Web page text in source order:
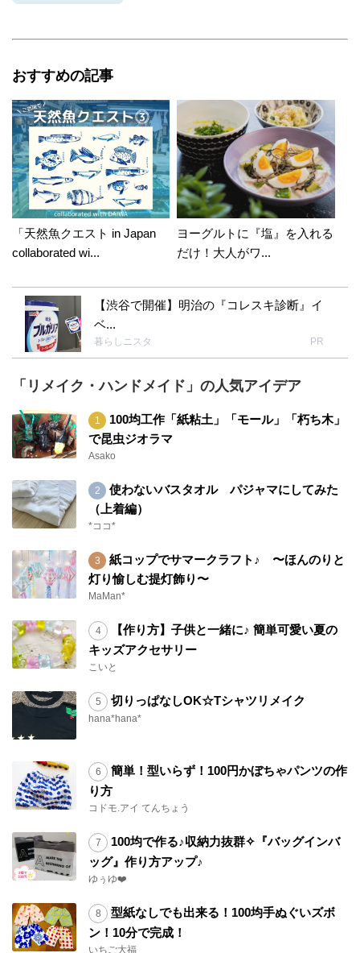
おすすめの記事
「天然魚クエスト in Japan
collaborated wi...
ヨーグルトに『塩』を入れる
だけ！大人がワ...
【渋谷で開催】明治の『コレスキ診断』イ
ベ...
暮らしニスタ PR
「リメイク・ハンドメイド」の人気アイデア
100均工作「紙粘土」「モール」「朽ち木」
で昆虫ジオラマ
Asako
使わないバスタオル パジャマにしてみた
（上着編）
*ココ*
紙コップでサマークラフト♪ 〜ほんのりと
灯り愉しむ提灯飾り〜
MaMan*
【作り方】子供と一緒に♪ 簡単可愛い夏の
キッズアクセサリー
こいと
切りっぱなしOK☆Tシャツリメイク
hana*hana*
簡単！型いらず！100円かぼちゃパンツの作
り方
コドモ.アイ てんちょう
100均で作る♪収納力抜群✧『バッグインバ
ッグ』作り方アップ♪
ゆぅゆ❤️
型紙なしでも出来る！100均手ぬぐいズボ
ン！10分で完成！
いちご大福